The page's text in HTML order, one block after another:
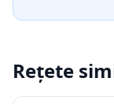
Rețete